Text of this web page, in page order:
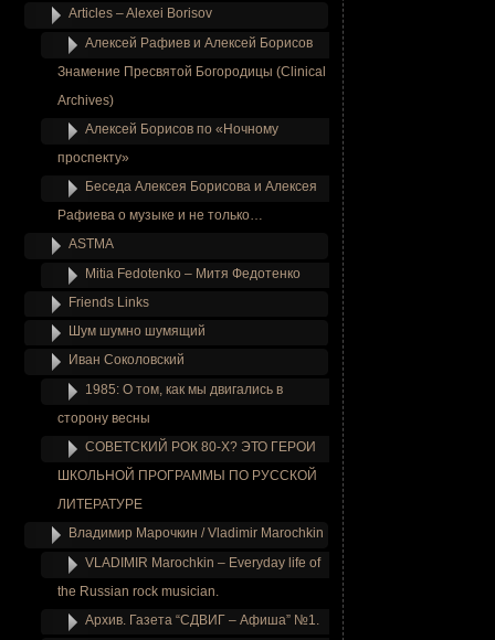
Articles – Alexei Borisov
Алексей Рафиев и Алексей Борисов
Знамение Пресвятой Богородицы (Clinical
Archives)
Алексей Борисов по «Ночному
проспекту»
Беседа Алексея Борисова и Алексея
Рафиева о музыке и не только…
ASTMA
Mitia Fedotenko – Митя Федотенко
Friends Links
Шум шумно шумящий
Иван Соколовский
1985: О том, как мы двигались в
сторону весны
СОВЕТСКИЙ РОК 80-Х? ЭТО ГЕРОИ
ШКОЛЬНОЙ ПРОГРАММЫ ПО РУССКОЙ
ЛИТЕРАТУРЕ
Владимир Марочкин / Vladimir Marochkin
VLADIMIR Marochkin – Everyday life of
the Russian rock musician.
Архив. Газета “СДВИГ – Афиша” №1.